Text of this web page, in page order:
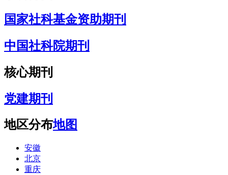
国家社科基金资助期刊
中国社科院期刊
核心期刊
党建期刊
地区分布地图
安徽
北京
重庆